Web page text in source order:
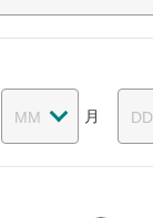
MM 月 DD